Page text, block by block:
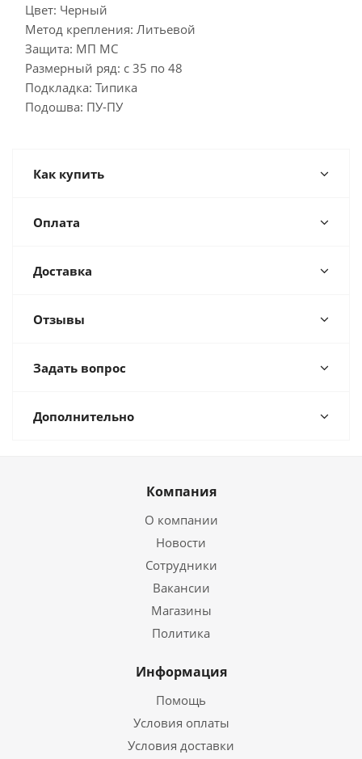
Цвет: Черный
Метод крепления: Литьевой
Защита: МП МС
Размерный ряд: с 35 по 48
Подкладка: Типика
Подошва: ПУ-ПУ
Как купить
Оплата
Доставка
Отзывы
Задать вопрос
Дополнительно
Компания
О компании
Новости
Сотрудники
Вакансии
Магазины
Политика
Информация
Помощь
Условия оплаты
Условия доставки